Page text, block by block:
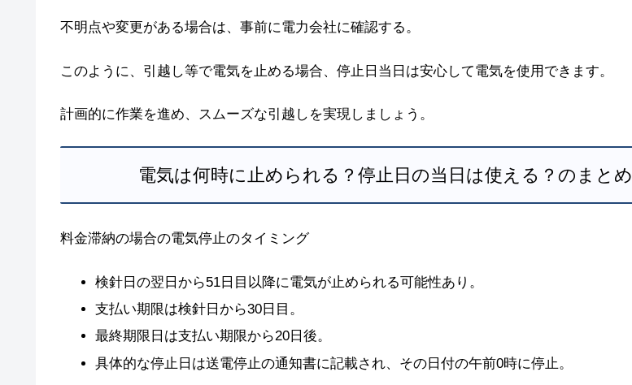
不明点や変更がある場合は、事前に電力会社に確認する。
このように、引越し等で電気を止める場合、停止日当日は安心して電気を使用できます。
計画的に作業を進め、スムーズな引越しを実現しましょう。
電気は何時に止められる？停止日の当日は使える？のまとめ
料金滞納の場合の電気停止のタイミング
検針日の翌日から51日目以降に電気が止められる可能性あり。
支払い期限は検針日から30日目。
最終期限日は支払い期限から20日後。
具体的な停止日は送電停止の通知書に記載され、その日付の午前0時に停止。